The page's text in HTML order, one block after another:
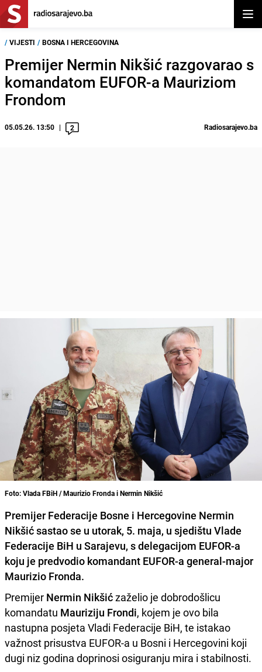
/ VIJESTI / BOSNA I HERCEGOVINA
Premijer Nermin Nikšić razgovarao s
komandatom EUFOR-a Mauriziom
Frondom
05.05.26. 13:50 2 Radiosarajevo.ba
Foto: Vlada FBiH / Maurizio Fronda i Nermin Nikšić
Premijer Federacije Bosne i Hercegovine Nermin
Nikšić sastao se u utorak, 5. maja, u sjedištu Vlade
Federacije BiH u Sarajevu, s delegacijom EUFOR-a
koju je predvodio komandant EUFOR-a general-major
Maurizio Fronda.
Premijer Nermin Nikšićzaželio je dobrodošlicu
komandatu Mauriziju Frondi, kojem je ovo bila
nastupna posjeta Vladi Federacije BiH, te istakao
važnost prisustva EUFOR-a u Bosni i Hercegovini koji
dugi niz godina doprinosi osiguranju mira i stabilnosti.